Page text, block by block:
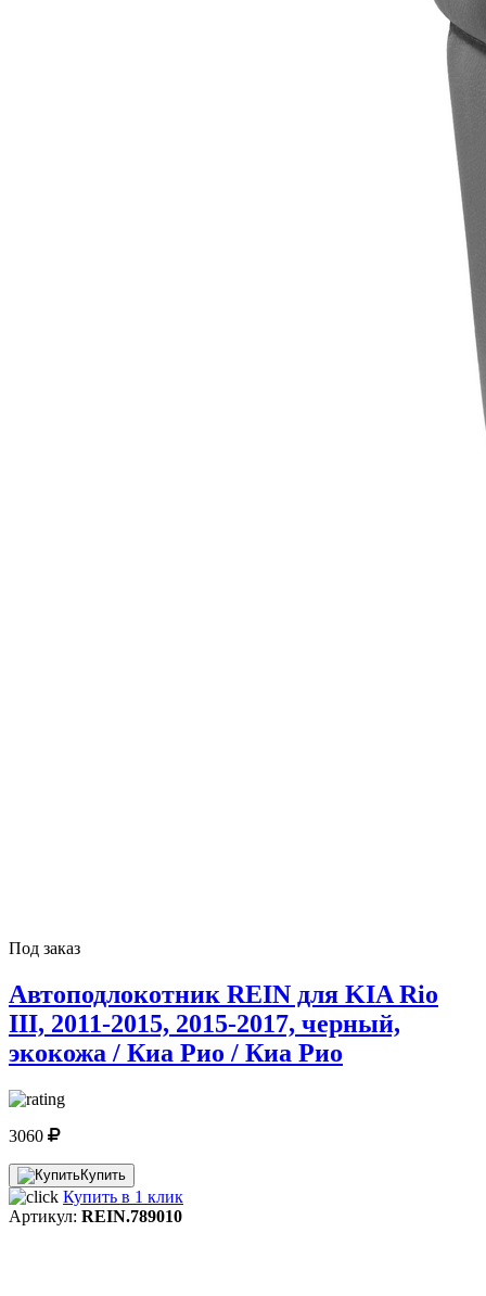
Под заказ
Автоподлокотник REIN для KIA Rio
III, 2011-2015, 2015-2017, черный,
экокожа / Киа Рио / Киа Рио
3060
Купить
Купить в 1 клик
Артикул: REIN.789010